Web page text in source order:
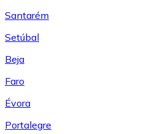
Santarém
Setúbal
Beja
Faro
Évora
Portalegre